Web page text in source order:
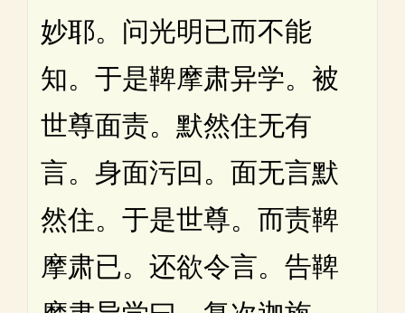
妙耶。问光明已而不能
知。于是鞞摩肃异学。被
世尊面责。默然住无有
言。身面污回。面无言默
然住。于是世尊。而责鞞
摩肃已。还欲令言。告鞞